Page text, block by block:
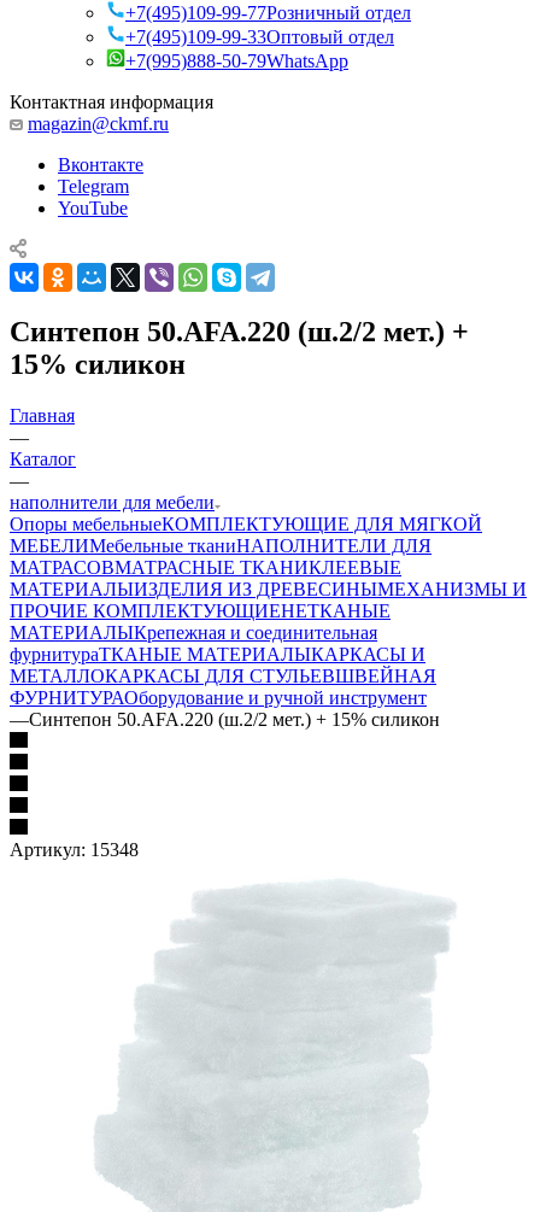
+7(495)109-99-77Розничный отдел
+7(495)109-99-33Оптовый отдел
+7(995)888-50-79WhatsApp
Контактная информация
magazin@ckmf.ru
Вконтакте
Telegram
YouTube
Синтепон 50.AFA.220 (ш.2/2 мет.) +
15% силикон
Главная
—
Каталог
—
наполнители для мебели
Опоры мебельныеКОМПЛЕКТУЮЩИЕ ДЛЯ МЯГКОЙ
МЕБЕЛИМебельные тканиНАПОЛНИТЕЛИ ДЛЯ
МАТРАСОВМАТРАСНЫЕ ТКАНИКЛЕЕВЫЕ
МАТЕРИАЛЫИЗДЕЛИЯ ИЗ ДРЕВЕСИНЫМЕХАНИЗМЫ И
ПРОЧИЕ КОМПЛЕКТУЮЩИЕНЕТКАНЫЕ
МАТЕРИАЛЫКрепежная и соединительная
фурнитураТКАНЫЕ МАТЕРИАЛЫКАРКАСЫ И
МЕТАЛЛОКАРКАСЫ ДЛЯ СТУЛЬЕВШВЕЙНАЯ
ФУРНИТУРАОборудование и ручной инструмент
—Синтепон 50.AFA.220 (ш.2/2 мет.) + 15% силикон
Артикул: 15348